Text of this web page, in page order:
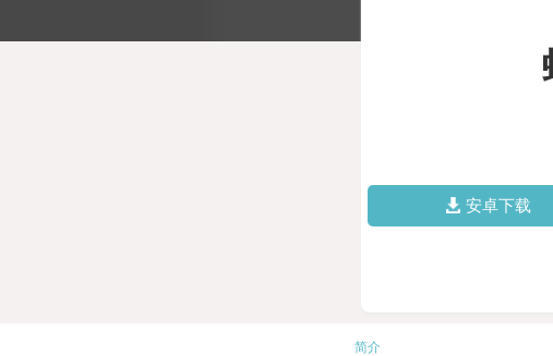
安卓下载
简介